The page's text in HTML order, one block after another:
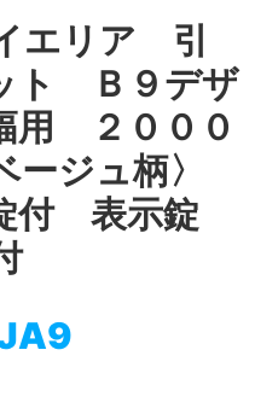
エリア 引
ト Ｂ９デザ
用 ２０００
ージュ柄〉
付 表示錠